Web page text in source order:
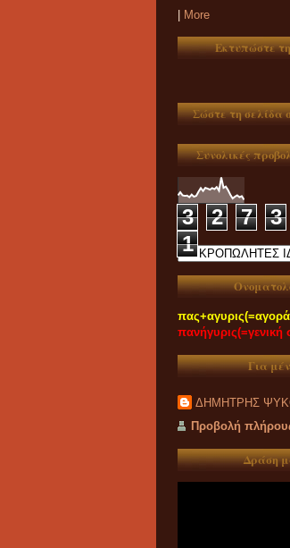
More
Εκτυπώστε
Σώστε τη σελίδα
Συνολικές
3 2 7 3
1
Για
ΔΗΜΗΤΡΗΣ
Προβολή
Δράση